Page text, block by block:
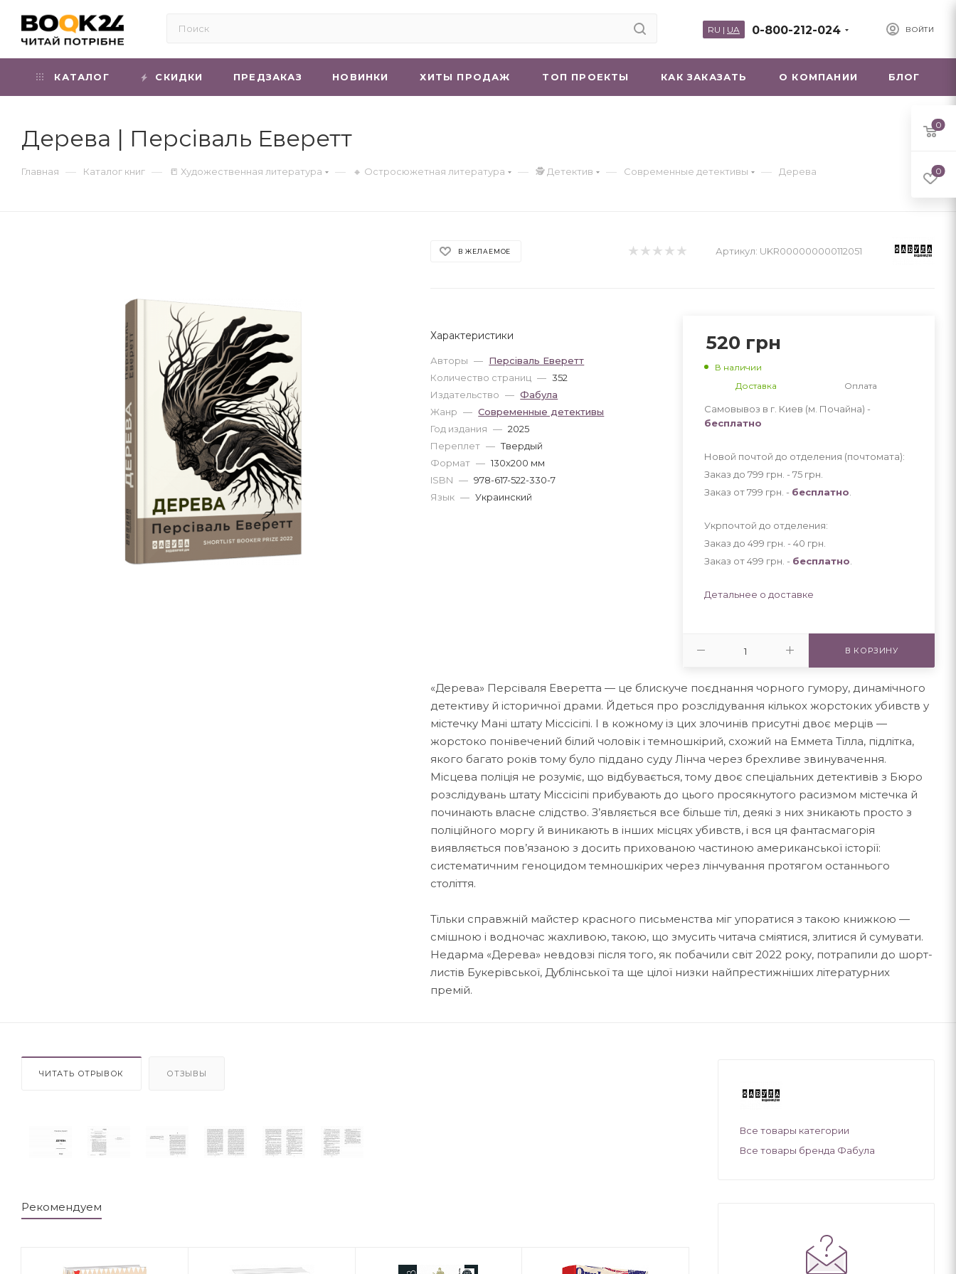
ВОЙТИ
0-800-212-024
RU | UA
КАТАЛОГ СКИДКИ ПРЕДЗАКАЗ НОВИНКИ ХИТЫ ПРОДАЖ ТОП ПРОЕКТЫ КАК ЗАКАЗАТЬ О КОМПАНИИ БЛОГ
Дерева | Персіваль Еверетт
Главная — Каталог книг — 📒 Художественная литература — 🔸 Остросюжетная литература — 🕵 Детектив — Современные детективы — Дерева
В ЖЕЛАЕМОЕ Артикул: UKR000000000112051
Характеристики
Авторы — Персіваль Еверетт
Количество страниц — 352
Издательство — Фабула
Жанр — Современные детективы
Год издания — 2025
Переплет — Твердый
Формат — 130x200 мм
ISBN — 978-617-522-330-7
Язык — Украинский
520 грн
В наличии
Доставка
Оплата
Самовывоз в г. Киев (м. Почайна) -
бесплатно
Новой почтой до отделения (почтомата):
Заказ до 799 грн. - 75 грн
Заказ от 799 грн. - бесплатно
Укрпочтой до отделения:
Заказ до 499 грн. - 40 грн
Заказ от 499 грн. - бесплатно
Детальнее о доставке
В КОРЗИНУ
«Дерева» Персіваля Еверетта — це блискуче поєднання чорного гумору, динамічного
детективу й історичної драми. Йдеться про розслідування кількох жорстоких убивств у
містечку Мані штату Міссісіпі. І в кожному із цих злочинів присутні двоє мерців —
жорстоко понівечений білий чоловік і темношкірий, схожий на Еммета Тілла, підлітка,
якого багато років тому було піддано суду Лінча через брехливе звинувачення.
Місцева поліція не розуміє, що відбувається, тому двоє спеціальних детективів з Бюро
розслідувань штату Міссісіпі прибувають до цього просякнутого расизмом містечка й
починають власне слідство. З’яв­ляється все більше тіл, деякі з них зникають просто з
поліційного моргу й виникають в інших місцях убивств, і вся ця фантасмагорія
виявляється пов’язаною з досить прихованою частиною американської історії:
систематичним геноцидом темношкірих через лінчування протягом останнього
століття.
Тільки справжній майстер красного письменства міг упоратися з такою книжкою —
смішною і водночас жахливою, такою, що змусить читача сміятися, злитися й сумувати.
Недарма «Дерева» невдовзі після того, як побачили світ 2022 року, потрапили до шорт-
листів Букерівської, Дублінської та ще цілої низки найпрестижніших літературних
премій.
ЧИТАТЬ ОТРЫВОК ОТЗЫВЫ
Рекомендуем
Все товары категории
Все товары бренда Фабула
0
0